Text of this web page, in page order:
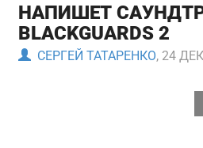
НАПИШЕТ
BLACKGUARDS 2
СЕРГЕЙ ТАТАРЕНКО, 24